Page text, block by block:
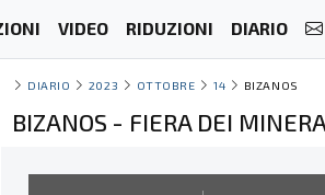
VIDEO RIDUZIONI DIARIO
DIARIO 2023 OTTOBRE 14 BIZANOS
BIZANOS - FIERA DEI